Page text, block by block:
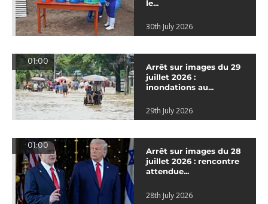
le...
30th July 2026
01:00
Arrêt sur images du 29
juillet 2026 :
inondations au...
29th July 2026
01:00
Arrêt sur images du 28
juillet 2026 : rencontre
attendue...
28th July 2026